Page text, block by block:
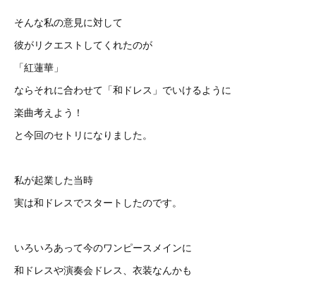
そんな私の意見に対して
彼がリクエストしてくれたのが
「紅蓮華」
ならそれに合わせて「和ドレス」でいけるように
楽曲考えよう！
と今回のセトリになりました。
私が起業した当時
実は和ドレスでスタートしたのです。
いろいろあって今のワンピースメインに
和ドレスや演奏会ドレス、衣装なんかも